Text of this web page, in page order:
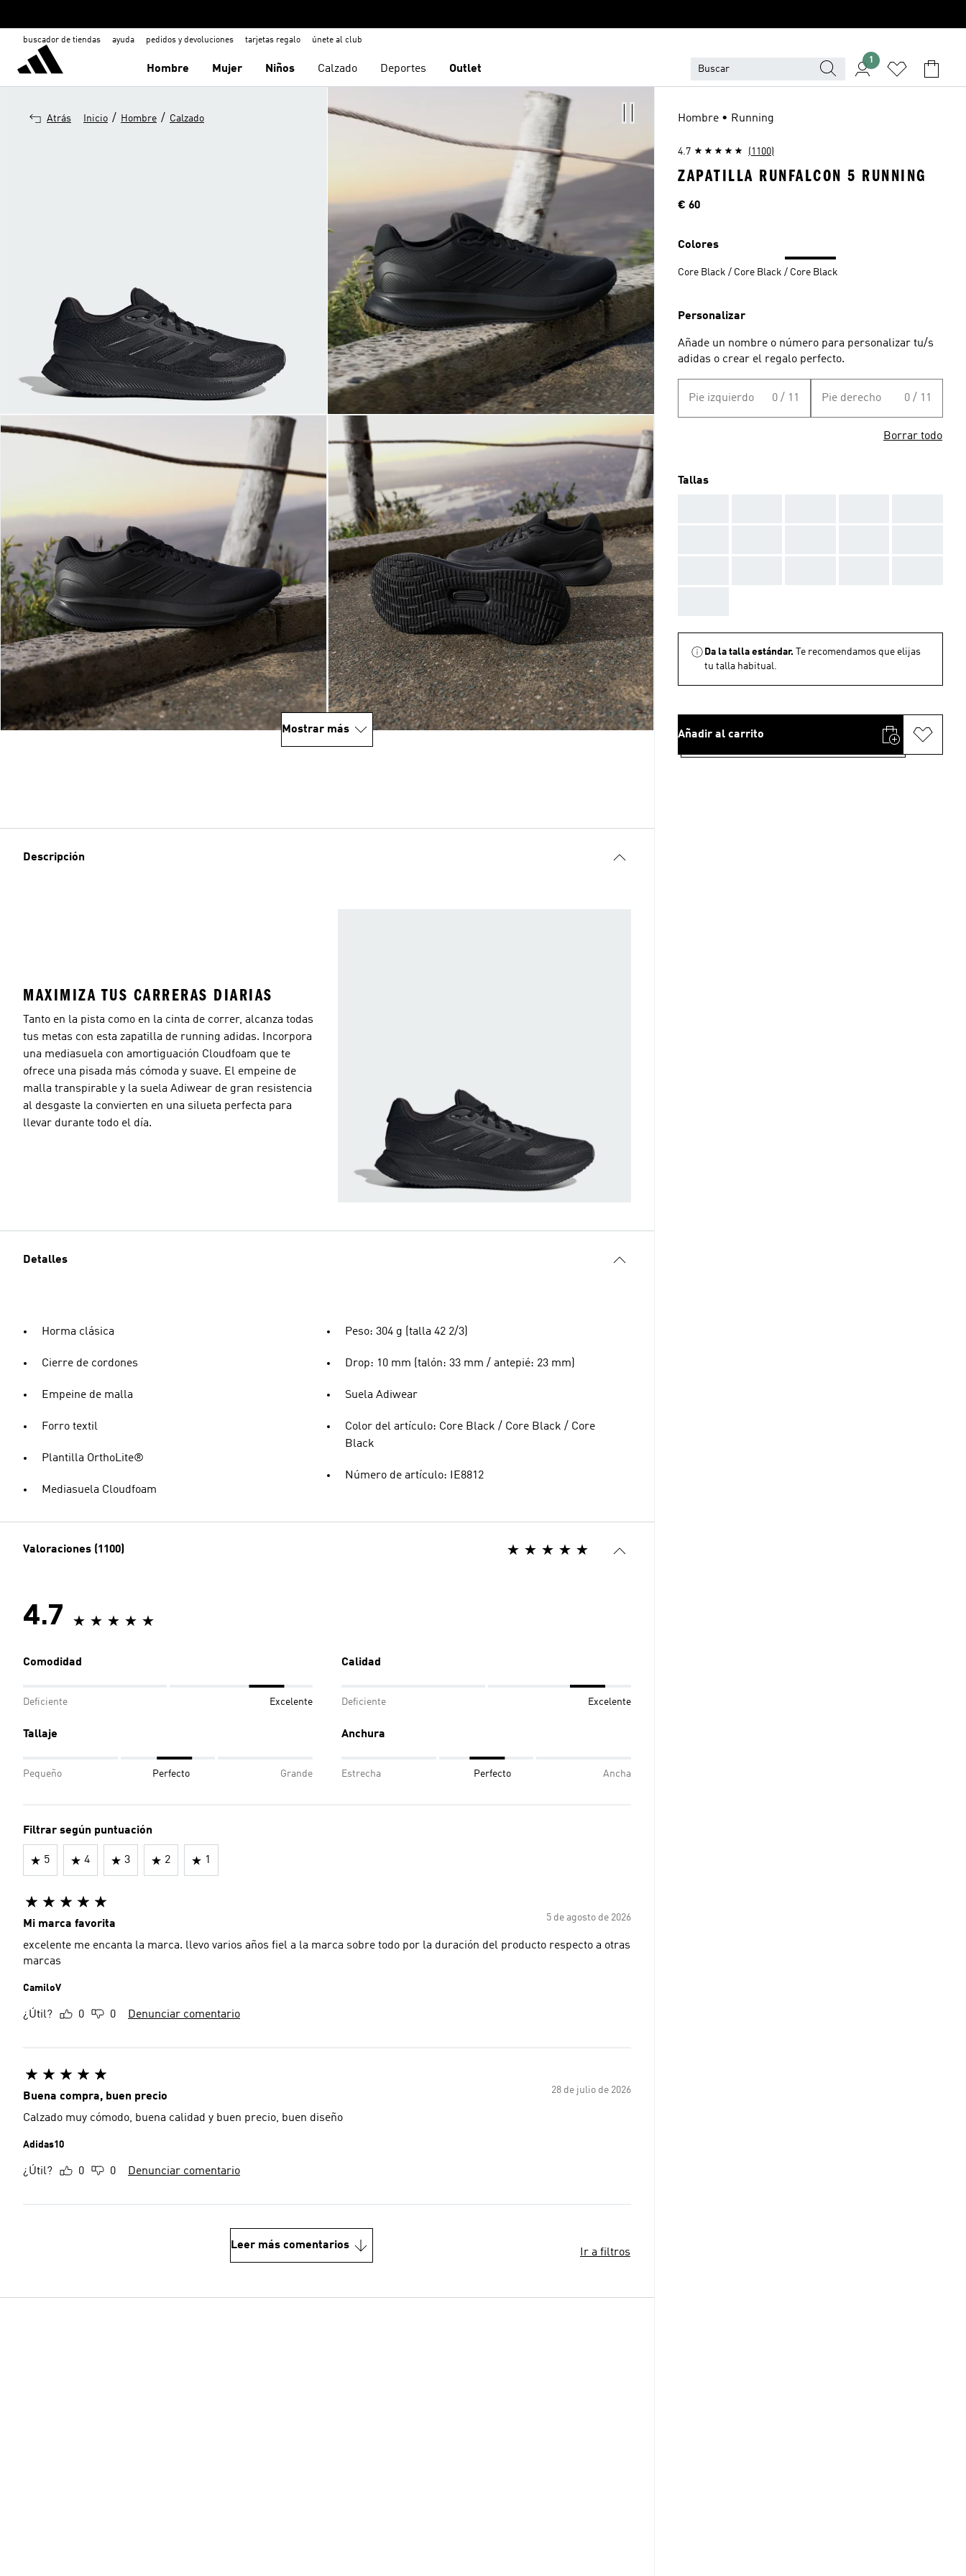
buscador de tiendas ayuda pedidos y devoluciones tarjetas regalo únete al club
Hombre Mujer Niños Calzado Deportes Outlet
1
Atrás Inicio / Hombre / Calzado
Mostrar más
Descripción
MAXIMIZA TUS CARRERAS DIARIAS
Tanto en la pista como en la cinta de correr, alcanza todas
tus metas con esta zapatilla de running adidas. Incorpora
una mediasuela con amortiguación Cloudfoam que te
ofrece una pisada más cómoda y suave. El empeine de
malla transpirable y la suela Adiwear de gran resistencia
al desgaste la convierten en una silueta perfecta para
llevar durante todo el día.
Detalles
Horma clásica
Cierre de cordones
Empeine de malla
Forro textil
Plantilla OrthoLite®
Mediasuela Cloudfoam
Peso: 304 g (talla 42 2/3)
Drop: 10 mm (talón: 33 mm / antepié: 23 mm)
Suela Adiwear
Color del artículo: Core Black / Core Black / Core
Black
Número de artículo: IE8812
Valoraciones (1100)
4.7
Comodidad
Deficiente Excelente
Calidad
Deficiente Excelente
Tallaje
Pequeño Perfecto Grande
Anchura
Estrecha Perfecto Ancha
Filtrar según puntuación
5 4 3 2 1
5 de agosto de 2026
Mi marca favorita
excelente me encanta la marca. llevo varios años fiel a la marca sobre todo por la duración del producto respecto a otras
marcas
CamiloV
¿Útil? 0 0 Denunciar comentario
28 de julio de 2026
Buena compra, buen precio
Calzado muy cómodo, buena calidad y buen precio, buen diseño
Adidas10
¿Útil? 0 0 Denunciar comentario
Leer más comentarios
Ir a filtros
Hombre • Running
4.7 (1100)
ZAPATILLA RUNFALCON 5 RUNNING
Precio
€ 60
Colores
Core Black / Core Black / Core Black
Personalizar
Añade un nombre o número para personalizar tu/s
adidas o crear el regalo perfecto.
Pie izquierdo 0 / 11 Pie derecho 0 / 11
Borrar todo
Tallas
Da la talla estándar.
Te recomendamos que elijas
tu talla habitual.
Añadir al carrito